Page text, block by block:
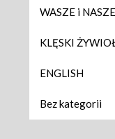
WASZE i
KLĘSKI
ENGLISH
Bez kategorii